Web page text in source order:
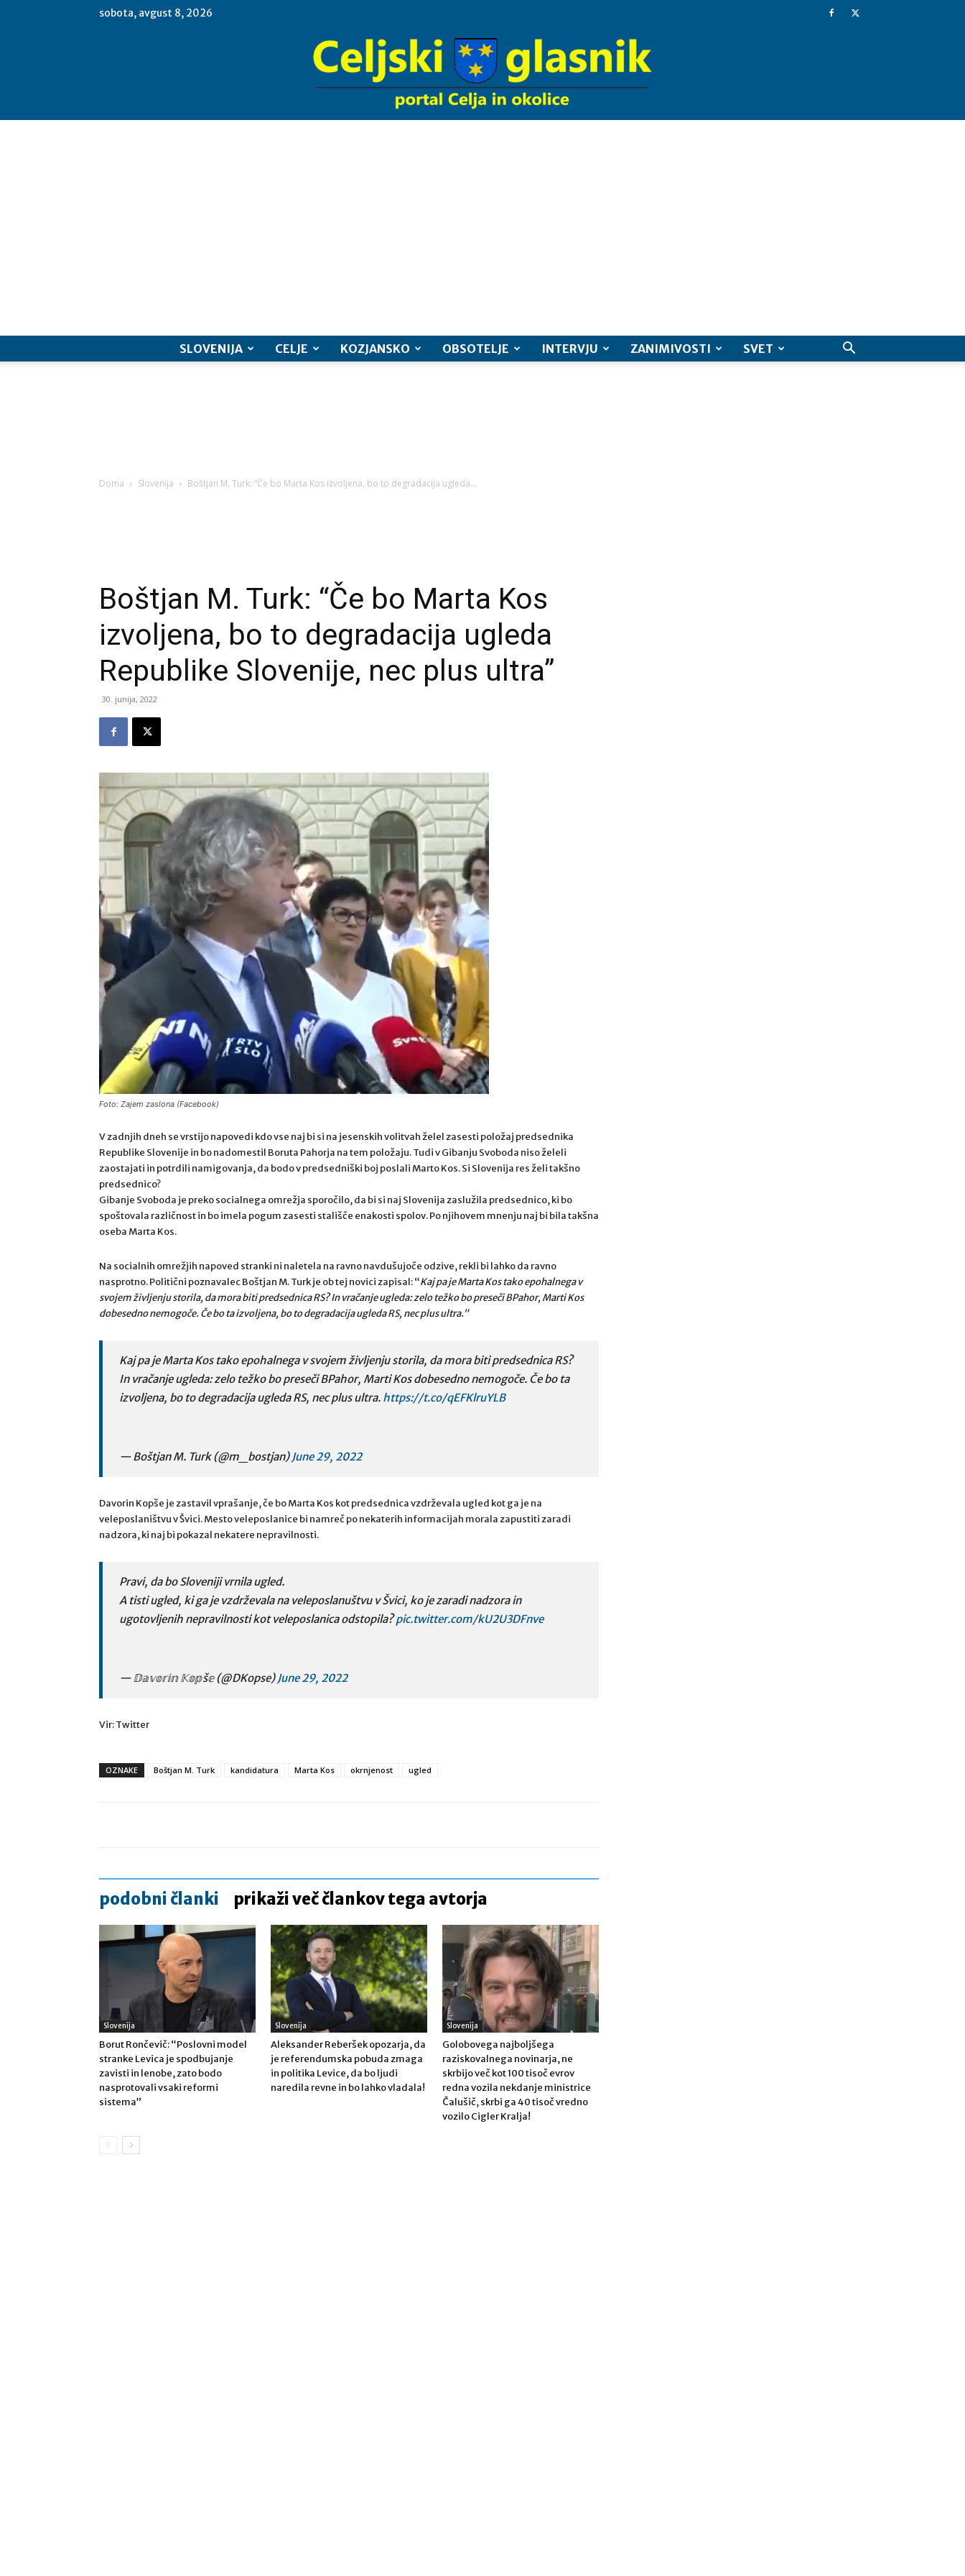
sobota, avgust 8, 2026
SLOVENIJA CELJE KOZJANSKO OBSOTELJE INTERVJU ZANIMIVOSTI SVET
Doma Slovenija Boštjan M. Turk: “Če bo Marta Kos izvoljena, bo to degradacija ugleda...
Boštjan M. Turk: “Če bo Marta Kos
izvoljena, bo to degradacija ugleda
Republike Slovenije, nec plus ultra”
30. junija, 2022
Foto: Zajem zaslona (Facebook)
V zadnjih dneh se vrstijo napovedi kdo vse naj bi si na jesenskih volitvah želel zasesti položaj predsednika
Republike Slovenije in bo nadomestil Boruta Pahorja na tem položaju. Tudi v Gibanju Svoboda niso želeli
zaostajati in potrdili namigovanja, da bodo v predsedniški boj poslali Marto Kos. Si Slovenija res želi takšno
predsednico?
Gibanje Svoboda je preko socialnega omrežja sporočilo, da bi si naj Slovenija zaslužila predsednico, ki bo
spoštovala različnost in bo imela pogum zasesti stališče enakosti spolov. Po njihovem mnenju naj bi bila takšna
oseba Marta Kos.
Na socialnih omrežjih napoved stranki ni naletela na ravno navdušujoče odzive, rekli bi lahko da ravno
nasprotno. Politični poznavalec Boštjan M. Turk je ob tej novici zapisal: “Kaj pa je Marta Kos tako epohalnega v
svojem življenju storila, da mora biti predsednica RS? In vračanje ugleda: zelo težko bo preseči BPahor, Marti Kos
dobesedno nemogoče. Če bo ta izvoljena, bo to degradacija ugleda RS, nec plus ultra.”
Kaj pa je Marta Kos tako epohalnega v svojem življenju storila, da mora biti predsednica RS?
In vračanje ugleda: zelo težko bo preseči BPahor, Marti Kos dobesedno nemogoče. Če bo ta
izvoljena, bo to degradacija ugleda RS, nec plus ultra. https://t.co/qEFKlruYLB
— Boštjan M. Turk (@m_bostjan)June 29, 2022
Davorin Kopše je zastavil vprašanje, če bo Marta Kos kot predsednica vzdrževala ugled kot ga je na
veleposlaništvu v Švici. Mesto veleposlanice bi namreč po nekaterih informacijah morala zapustiti zaradi
nadzora, ki naj bi pokazal nekatere nepravilnosti.
Pravi, da bo Sloveniji vrnila ugled.
A tisti ugled, ki ga je vzdrževala na veleposlanuštvu v Švici, ko je zaradi nadzora in
ugotovljenih nepravilnosti kot veleposlanica odstopila?pic.twitter.com/kU2U3DFnve
— 𝔻𝕒𝕧𝕠𝕣𝕚𝕟 𝕂𝕠𝕡š𝕖 (@DKopse)June 29, 2022
Vir: Twitter
OZNAKE Boštjan M. Turk kandidatura Marta Kos okrnjenost ugled
podobni članki prikaži več člankov tega avtorja
Slovenija
Borut Rončevič: “Poslovni model
stranke Levica je spodbujanje
zavisti in lenobe, zato bodo
nasprotovali vsaki reformi
sistema”
Slovenija
Aleksander Reberšek opozarja, da
je referendumska pobuda zmaga
in politika Levice, da bo ljudi
naredila revne in bo lahko vladala!
Slovenija
Golobovega najboljšega
raziskovalnega novinarja, ne
skrbijo več kot 100 tisoč evrov
redna vozila nekdanje ministrice
Čalušič, skrbi ga 40 tisoč vredno
vozilo Cigler Kralja!